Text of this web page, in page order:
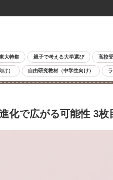
大特集 親子で考える大学選び 高校
け） 自由研究教材（中学生向け）
化で広がる可能性 3枚